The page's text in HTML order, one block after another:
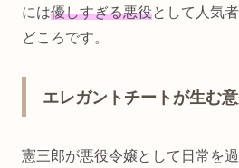
には優しすぎる悪役として人気
どころです。
エレガントチートが生む
憲三郎が悪役令嬢として日常を